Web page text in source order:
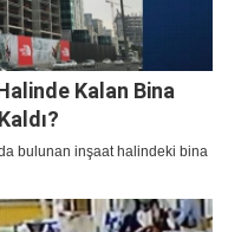
Kalan Bina
bulunan inşaat halindeki bina